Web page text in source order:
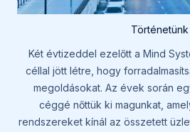
Történetünk
Két évtizeddel ezelőtt a Mind
céllal jött létre, hogy
megoldásokat. Az évek során
céggé nőttük ki magunkat,
rendszereket kínál az összetett